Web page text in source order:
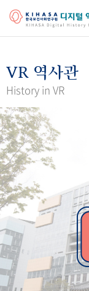
걸어온 길 기관
연구 역사
정책과 연구
간행물 변천사
기록물 아카이브
사진 아카이브
50 주년 기념
성과 50선 숫자
VR 역사관
History in VR